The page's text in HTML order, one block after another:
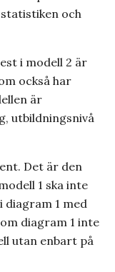
och
i modell 2 är
också har
är
utbildningsnivå
Det är den
1 ska inte
diagram 1 med
diagram 1 inte
utan enbart på